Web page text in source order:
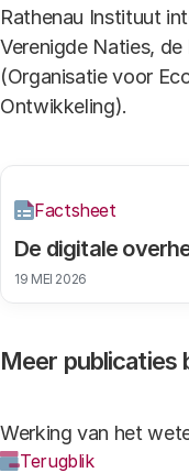
Rathenau Instituut
Verenigde Naties, de
(Organisatie voor
Ontwikkeling).
De digitale
Factsheet
19 MEI 2026
Meer publicaties
Werking van het
Terugblik